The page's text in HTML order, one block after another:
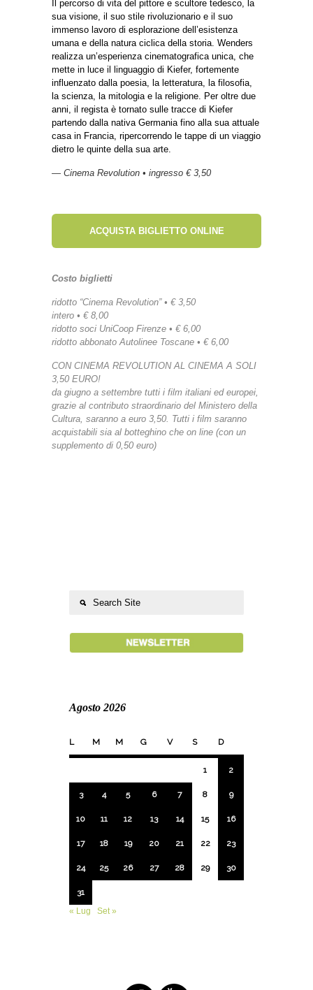
Il percorso di vita del pittore e scultore tedesco, la
sua visione, il suo stile rivoluzionario e il suo
immenso lavoro di esplorazione dell’esistenza
umana e della natura ciclica della storia. Wenders
realizza un’esperienza cinematografica unica, che
mette in luce il linguaggio di Kiefer, fortemente
influenzato dalla poesia, la letteratura, la filosofia,
la scienza, la mitologia e la religione. Per oltre due
anni, il regista è tornato sulle tracce di Kiefer
partendo dalla nativa Germania fino alla sua attuale
casa in Francia, ripercorrendo le tappe di un viaggio
dietro le quinte della sua arte.
— Cinema Revolution • ingresso € 3,50
ACQUISTA BIGLIETTO ONLINE
Costo biglietti
ridotto “Cinema Revolution” • € 3,50
intero • € 8,00
ridotto soci UniCoop Firenze • € 6,00
ridotto abbonato Autolinee Toscane • € 6,00
CON CINEMA REVOLUTION AL CINEMA A SOLI
3,50 EURO!
da giugno a settembre tutti i film italiani ed europei,
grazie al contributo straordinario del Ministero della
Cultura, saranno a euro 3,50. Tutti i film saranno
acquistabili sia al botteghino che on line (con un
supplemento di 0,50 euro)
Agosto 2026
L M M G V S D
1 2
3 4 5 6 7 8 9
10 11 12 13 14 15 16
17 18 19 20 21 22 23
24 25 26 27 28 29 30
31
« Lug
Set »